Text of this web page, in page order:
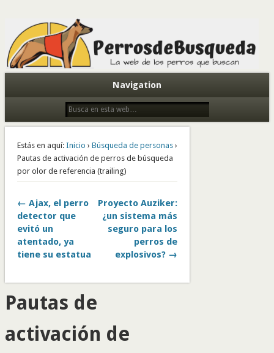
Todo sobre perros de búsqueda y detectores
Navigation
Estás en aquí: Inicio › Búsqueda de personas›
Pautas de activación de perros de búsqueda
por olor de referencia (trailing)
← Ajax, el perro
detector que
evitó un
atentado, ya
tiene su estatua
Proyecto Auziker:
¿un sistema más
seguro para los
perros de
explosivos? →
Pautas de
activación de